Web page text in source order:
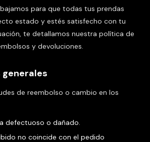
para que todas tus prendas
estado y estés satisfecho con tu
te detallamos nuestra política de
y devoluciones.
generales
de reembolso o cambio en los
defectuoso o dañado.
no coincide con el pedido